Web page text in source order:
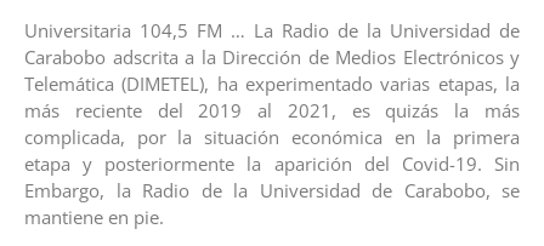
Universitaria 104,5 FM … La Radio de la Universidad de
Carabobo adscrita a la Dirección de Medios Electrónicos y
Telemática (DIMETEL), ha experimentado varias etapas, la
más reciente del 2019 al 2021, es quizás la más
complicada, por la situación económica en la primera
etapa y posteriormente la aparición del Covid-19. Sin
Embargo, la Radio de la Universidad de Carabobo, se
mantiene en pie.